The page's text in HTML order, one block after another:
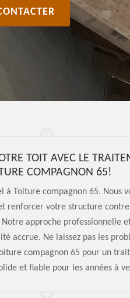
TOIT AVEC LE
COMPAGNON 65!
à Toiture compagnon 65. Nous
renforcer votre structure
approche professionnelle
accrue. Ne laissez pas les
compagnon 65 pour un
et fiable pour les années à